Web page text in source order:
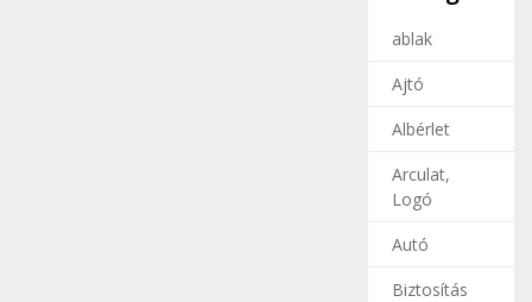
ablak
Ajtó
Albérlet
Arculat,
Logó
Autó
Biztosítás